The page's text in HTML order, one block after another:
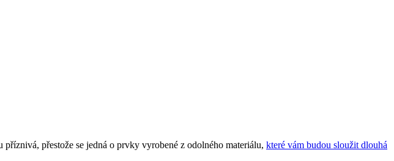
přestože se jedná o prvky vyrobené z odolného materiálu, které vám budou sloužit dlouhá